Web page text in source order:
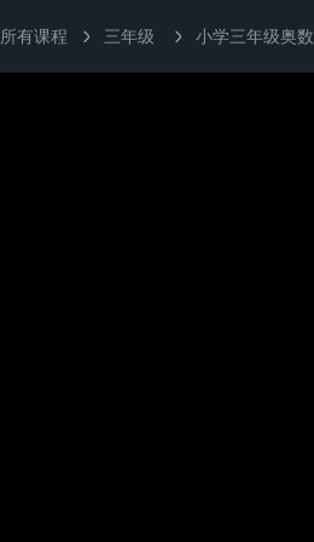
所有课程 三年级 小学三年级奥数